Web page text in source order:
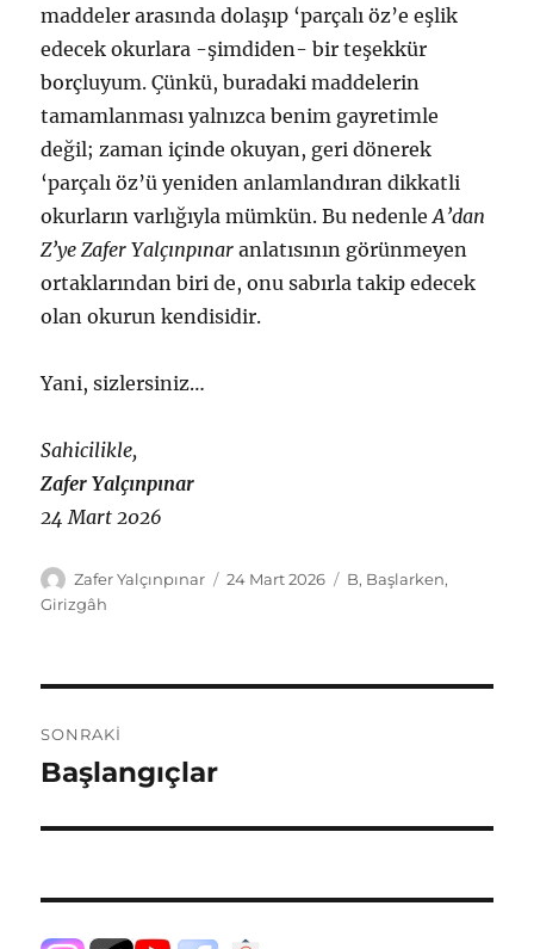
maddeler arasında dolaşıp ‘parçalı öz’e eşlik
edecek okurlara -şimdiden- bir teşekkür
borçluyum. Çünkü, buradaki maddelerin
tamamlanması yalnızca benim gayretimle
değil; zaman içinde okuyan, geri dönerek
‘parçalı öz’ü yeniden anlamlandıran dikkatli
okurların varlığıyla mümkün. Bu nedenleA’dan
Z’ye Zafer Yalçınpınar anlatısının görünmeyen
ortaklarından biri de, onu sabırla takip edecek
olan okurun kendisidir.
Yani, sizlersiniz…
Sahicilikle,
Zafer Yalçınpınar
24 Mart 2026
Yazar
Zafer Yalçınpınar
Yayın
24 Mart 2026 Etiketler
B, Başlarken,
Girizgâh
gezinmesi
SONRAKI
Sonraki
Başlangıçlar